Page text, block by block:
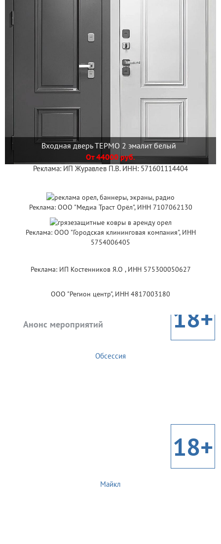
Входная дверь ТЕРМО 2 эмалит белый
От 44000 руб.
Реклама: ИП Журавлев П.В. ИНН: 571601114404
Реклама: ООО "Медиа Траст Орёл", ИНН 7107062130
Реклама: ООО "Городская клининговая компания", ИНН
5754006405
Реклама: ИП Костенников Я.О , ИНН 575300050627
ООО "Регион центр", ИНН 4817003180
Анонс мероприятий 18+
Обсессия
18+
Майкл